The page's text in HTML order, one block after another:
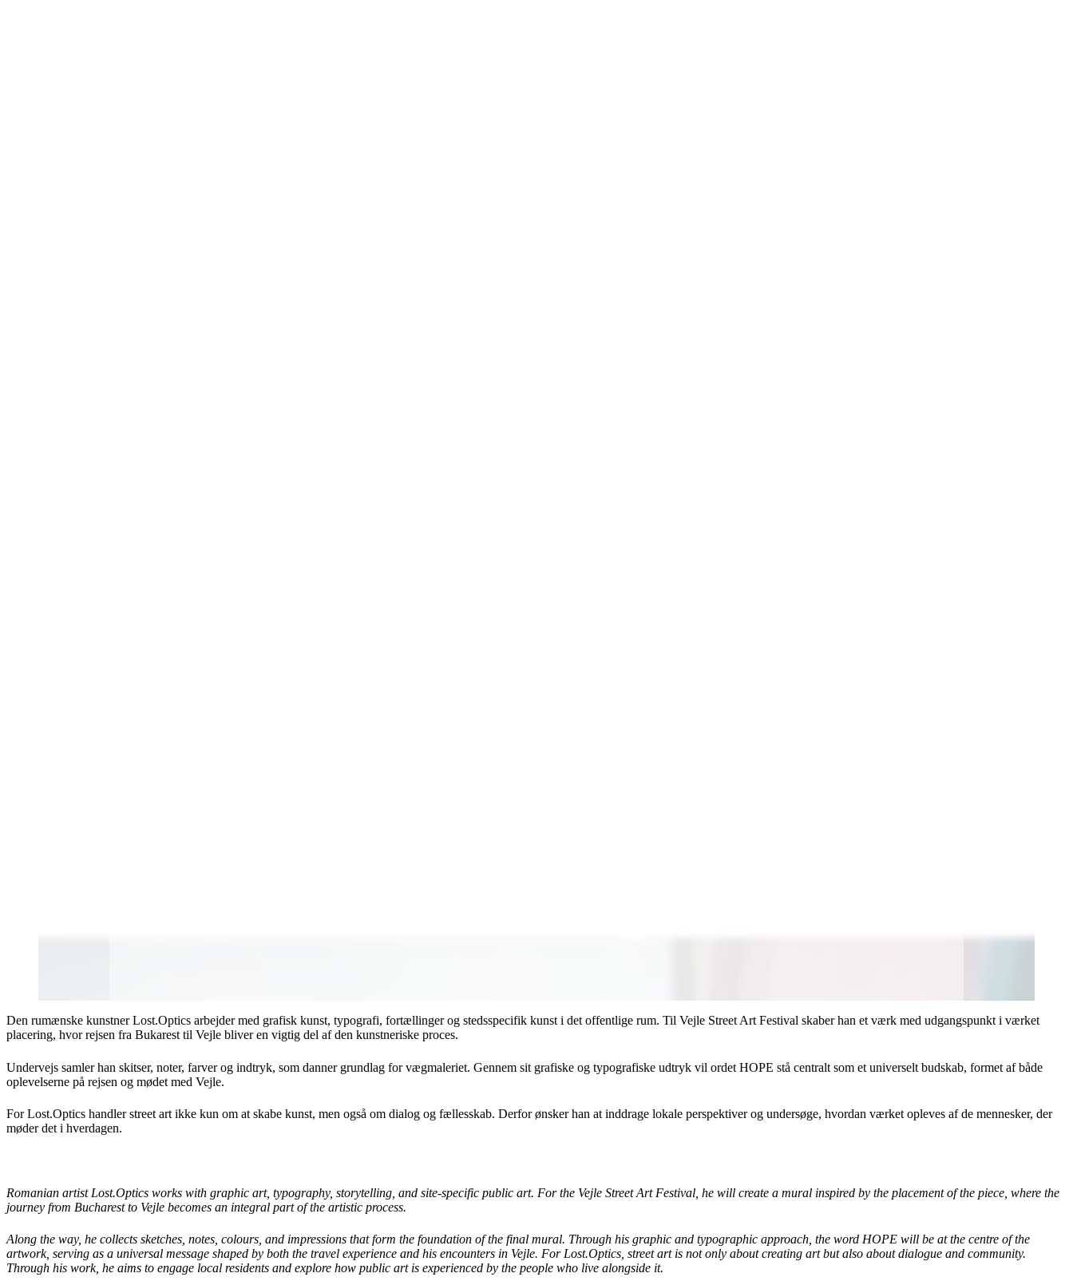
Den rumænske kunstner Lost.Optics arbejder med grafisk kunst, typografi, fortællinger og stedsspecifik kunst i det offentlige rum. Til Vejle Street Art Festival skaber han et værk med udgangspunkt i værket
placering, hvor rejsen fra Bukarest til Vejle bliver en vigtig del af den kunstneriske proces.
Undervejs samler han skitser, noter, farver og indtryk, som danner grundlag for vægmaleriet. Gennem sit grafiske og typografiske udtryk vil ordet HOPE stå centralt som et universelt budskab, formet af både
oplevelserne på rejsen og mødet med Vejle.
For Lost.Optics handler street art ikke kun om at skabe kunst, men også om dialog og fællesskab. Derfor ønsker han at inddrage lokale perspektiver og undersøge, hvordan værket opleves af de mennesker, der
møder det i hverdagen.
Romanian artist Lost.Optics works with graphic art, typography, storytelling, and site-specific public art. For the Vejle Street Art Festival, he will create a mural inspired by the placement of the piece, where the
journey from Bucharest to Vejle becomes an integral part of the artistic process.
Along the way, he collects sketches, notes, colours, and impressions that form the foundation of the final mural. Through his graphic and typographic approach, the word HOPE will be at the centre of the
artwork, serving as a universal message shaped by both the travel experience and his encounters in Vejle. For Lost.Optics, street art is not only about creating art but also about dialogue and community.
Through his work, he aims to engage local residents and explore how public art is experienced by the people who live alongside it.